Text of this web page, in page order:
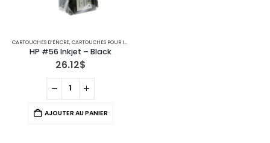
CARTOUCHES D’ENCRE,CARTOUCHES POUR IMPRIMANTES HP
HP #56 Inkjet – Black
26.12$
AJOUTER AU PANIER